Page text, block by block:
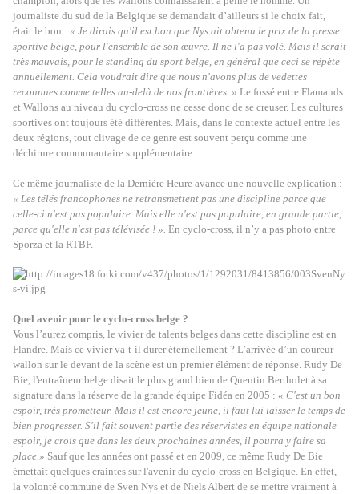
journaliste du sud de la Belgique se demandait d’ailleurs si le choix fait,
était le bon : « Je dirais qu'il est bon que Nys ait obtenu le prix de la presse
sportive belge, pour l'ensemble de son œuvre. Il ne l'a pas volé. Mais il serait
très mauvais, pour le standing du sport belge, en général que ceci se répète
annuellement. Cela voudrait dire que nous n'avons plus de vedettes
reconnues comme telles au-delà de nos frontières. » Le fossé entre Flamands
et Wallons au niveau du cyclo-cross ne cesse donc de se creuser. Les cultures
sportives ont toujours été différentes. Mais, dans le contexte actuel entre les
deux régions, tout clivage de ce genre est souvent perçu comme une
déchirure communautaire supplémentaire.
Ce même journaliste de la Dernière Heure avance une nouvelle explication :
« Les télés francophones ne retransmettent pas une discipline parce que
celle-ci n'est pas populaire. Mais elle n'est pas populaire, en grande partie,
parce qu'elle n'est pas télévisée ! ». En cyclo-cross, il n’y a pas photo entre
Sporza et la RTBF.
Quel avenir pour le cyclo-cross belge ?
Vous l’aurez compris, le vivier de talents belges dans cette discipline est en
Flandre. Mais ce vivier va-t-il durer éternellement ? L’arrivée d’un coureur
wallon sur le devant de la scène est un premier élément de réponse. Rudy De
Bie, l'entraîneur belge disait le plus grand bien de Quentin Bertholet à sa
signature dans la réserve de la grande équipe Fidéa en 2005 : « C'est un bon
espoir, très prometteur. Mais il est encore jeune, il faut lui laisser le temps de
bien progresser. S'il fait souvent partie des réservistes en équipe nationale
espoir, je crois que dans les deux prochaines années, il pourra y faire sa
place.» Sauf que les années ont passé et en 2009, ce même Rudy De Bie
émettait quelques craintes sur l'avenir du cyclo-cross en Belgique. En effet,
la volonté commune de Sven Nys et de Niels Albert de se mettre vraiment à